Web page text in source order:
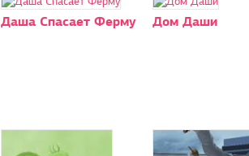
Даша Спасает Ферму Дом Даши